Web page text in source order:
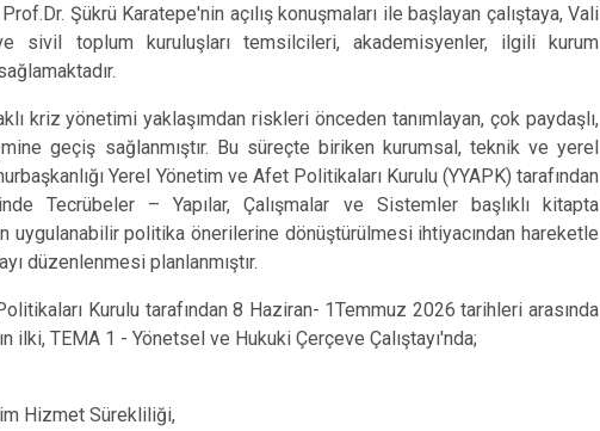
Şükrü Karatepe'nin açılış konuşmaları ile başlayan çalıştaya, Vali
ve sivil toplum kuruluşları temsilcileri, akademisyenler, ilgili kurum
kriz yönetimi yaklaşımdan riskleri önceden tanımlayan, çok paydaşlı,
geçiş sağlanmıştır. Bu süreçte biriken kurumsal, teknik ve yerel
Yerel Yönetim ve Afet Politikaları Kurulu (YYAPK) tarafından
Tecrübeler – Yapılar, Çalışmalar ve Sistemler başlıklı kitapta
uygulanabilir politika önerilerine dönüştürülmesi ihtiyacından hareketle
düzenlenmesi planlanmıştır.
Kurulu tarafından 8 Haziran- 1Temmuz 2026 tarihleri arasında
ilki, TEMA 1 - Yönetsel ve Hukuki Çerçeve Çalıştayı'nda;
Hizmet Sürekliliği,